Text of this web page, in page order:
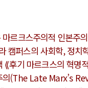
르크스주의적 인본주
캠퍼스의 사회학, 정치
⟪후기 마르크스의 혁명
의(The Late Marx’s